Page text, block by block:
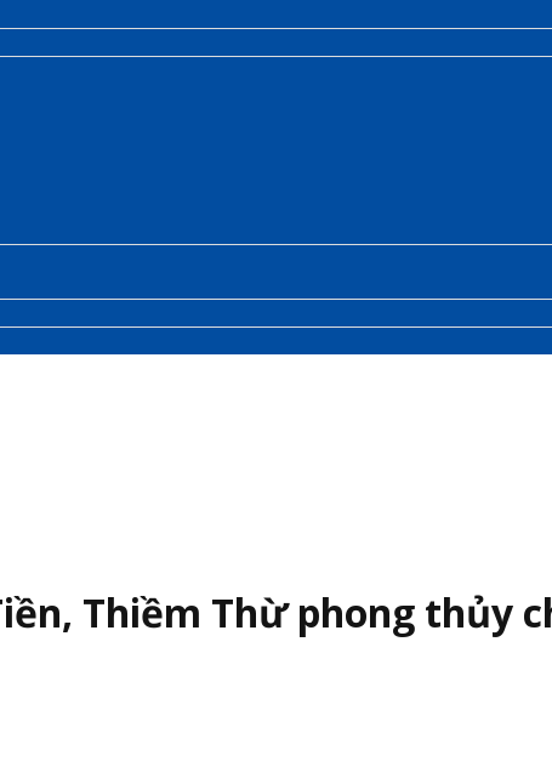
Thiềm Thừ phong thủy